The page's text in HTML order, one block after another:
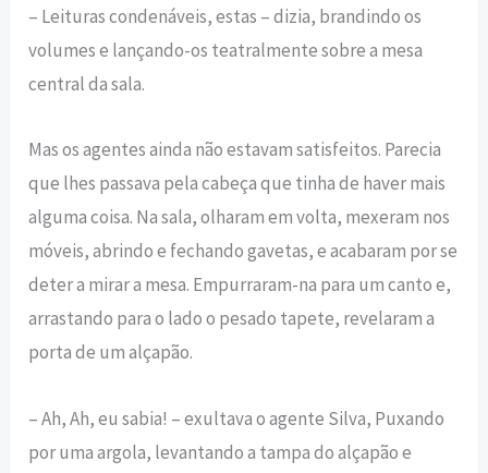
– Leituras condenáveis, estas – dizia, brandindo os
volumes e lançando-os teatralmente sobre a mesa
central da sala.
Mas os agentes ainda não estavam satisfeitos. Parecia
que lhes passava pela cabeça que tinha de haver mais
alguma coisa. Na sala, olharam em volta, mexeram nos
móveis, abrindo e fechando gavetas, e acabaram por se
deter a mirar a mesa. Empurraram-na para um canto e,
arrastando para o lado o pesado tapete, revelaram a
porta de um alçapão.
– Ah, Ah, eu sabia! – exultava o agente Silva, Puxando
por uma argola, levantando a tampa do alçapão e